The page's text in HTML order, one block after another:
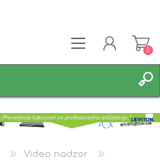
0
Video nadzor